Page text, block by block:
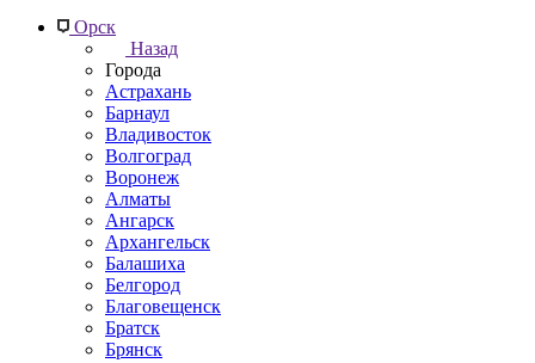
Орск
Назад
Города
Астрахань
Барнаул
Владивосток
Волгоград
Воронеж
Алматы
Ангарск
Архангельск
Балашиха
Белгород
Благовещенск
Братск
Брянск